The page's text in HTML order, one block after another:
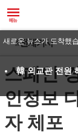
#전체기사
스페인
인정보
자 체포
새로운 뉴스가 도착했
韓 외교관 전원